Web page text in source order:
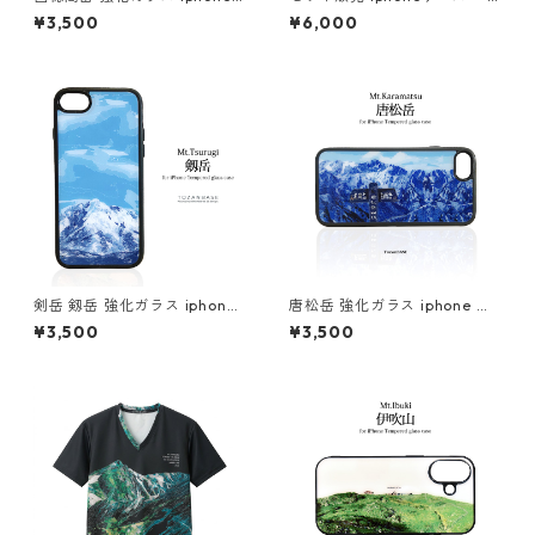
スマホケース スマホカバーア
ウトドア 登山 山
¥3,500
ンドメイド 材料 DIY 10個
¥6,000
剣岳 剱岳 強化ガラス iphone
スマホケース スマホカバーア
ウトドア 登山 山 北アルプス
¥3,500
唐松岳 強化ガラス iphone ス
マホケース スマホカバー登山
山 ブルー 青 ネイビー 雪山
¥3,500